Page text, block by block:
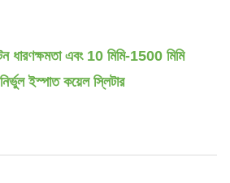
ধারণক্ষমতা এবং 10 মিমি-1500 মিমি
ইস্পাত কয়েল স্লিটার